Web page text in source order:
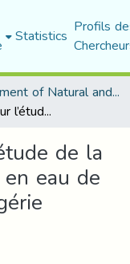
Statistics Profils
Department of Natural and Life Sciences
pport d'un S.I.G pour l’étude de la gestion des ressources en eau de la région de Msila - Algérie
de la
eau de